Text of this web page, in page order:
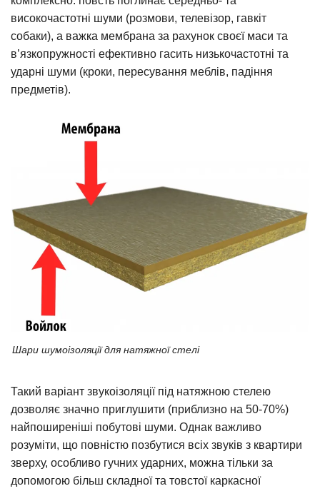
високочастотні шуми (розмови, телевізор, гавкіт
собаки), а важка мембрана за рахунок своєї маси та
в’язкопружності ефективно гасить низькочастотні та
ударні шуми (кроки, пересування меблів, падіння
предметів).
Шари шумоізоляції для натяжної стелі
Такий варіант звукоізоляції під натяжною стелею
дозволяє значно приглушити (приблизно на 50-70%)
найпоширеніші побутові шуми. Однак важливо
розуміти, що повністю позбутися всіх звуків з квартири
зверху, особливо гучних ударних, можна тільки за
допомогою більш складної та товстої каркасної